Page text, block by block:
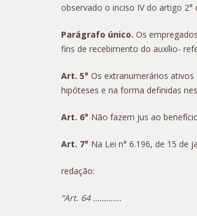
observado o inciso IV do artigo 2°
Parágrafo único. Os
fins de recebimento do auxílio-
Art. 5° Os extranumerários
hipóteses e na forma definidas
Art. 6° Não fazem jus ao
Art. 7° Na Lei n° 6.196, de 15 de
redação:
“Art. 64 ………….